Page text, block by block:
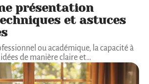
présentation
et astuces
ou académique, la capacité à
de manière claire et…